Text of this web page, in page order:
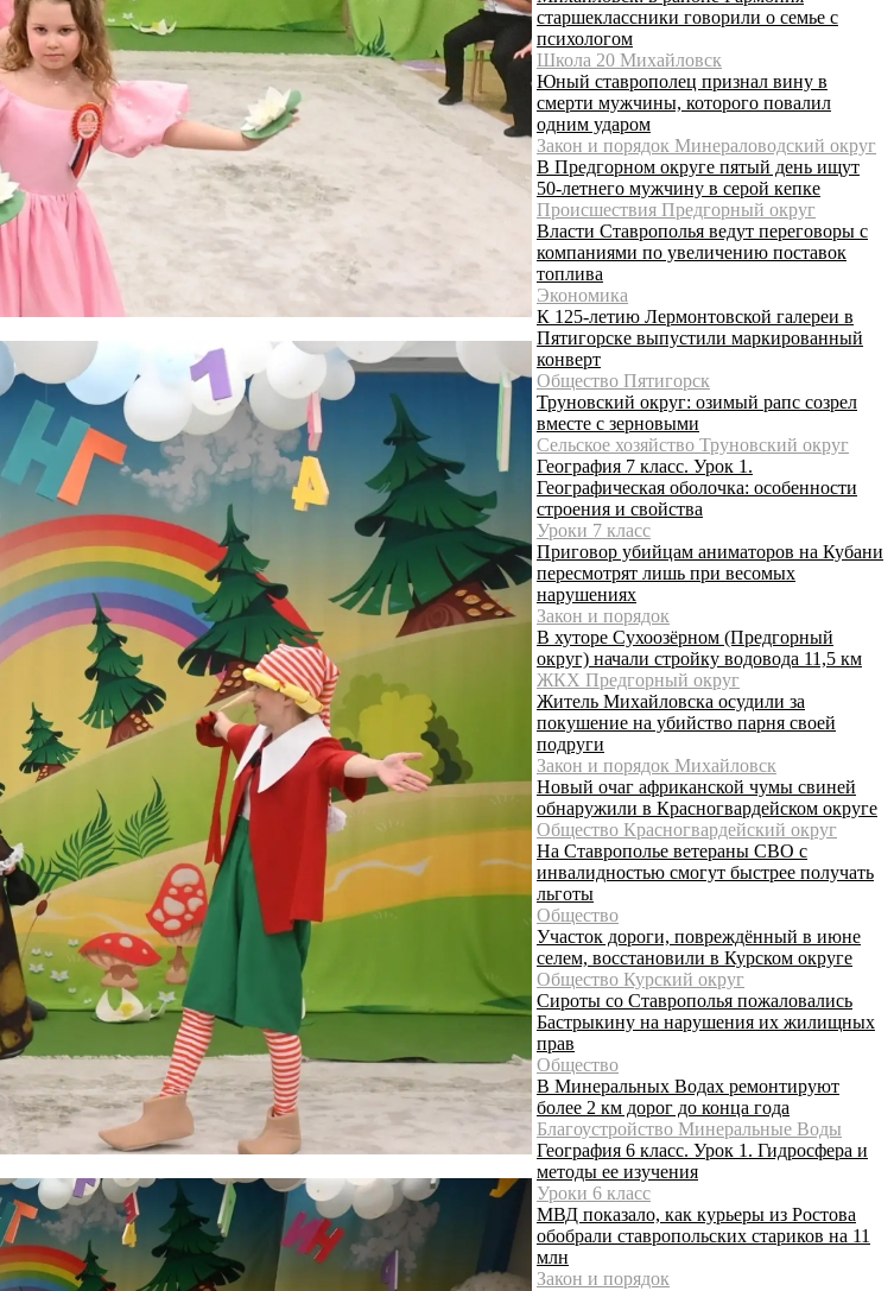
старшеклассники говорили о семье с
психологом
Школа 20 Михайловск
Юный ставрополец признал вину в
смерти мужчины, которого повалил
одним ударом
Закон и порядок Минераловодский округ
В Предгорном округе пятый день ищут
50-летнего мужчину в серой кепке
Происшествия Предгорный округ
Власти Ставрополья ведут переговоры с
компаниями по увеличению поставок
топлива
Экономика
К 125-летию Лермонтовской галереи в
Пятигорске выпустили маркированный
конверт
Общество Пятигорск
Труновский округ: озимый рапс созрел
вместе с зерновыми
Сельское хозяйство Труновский округ
География 7 класс. Урок 1.
Географическая оболочка: особенности
строения и свойства
Уроки 7 класс
Приговор убийцам аниматоров на Кубани
пересмотрят лишь при весомых
нарушениях
Закон и порядок
В хуторе Сухоозёрном (Предгорный
округ) начали стройку водовода 11,5 км
ЖКХ Предгорный округ
Житель Михайловска осудили за
покушение на убийство парня своей
подруги
Закон и порядок Михайловск
Новый очаг африканской чумы свиней
обнаружили в Красногвардейском округе
Общество Красногвардейский округ
На Ставрополье ветераны СВО с
инвалидностью смогут быстрее получать
льготы
Общество
Участок дороги, повреждённый в июне
селем, восстановили в Курском округе
Общество Курский округ
Сироты со Ставрополья пожаловались
Бастрыкину на нарушения их жилищных
прав
Общество
В Минеральных Водах ремонтируют
более 2 км дорог до конца года
Благоустройство Минеральные Воды
География 6 класс. Урок 1. Гидросфера и
методы ее изучения
Уроки 6 класс
МВД показало, как курьеры из Ростова
обобрали ставропольских стариков на 11
млн
Закон и порядок